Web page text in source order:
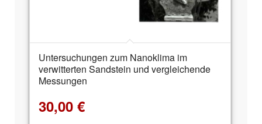
Untersuchungen zum Nanoklima im
verwitterten Sandstein und vergleichende
Messungen
30,00 €